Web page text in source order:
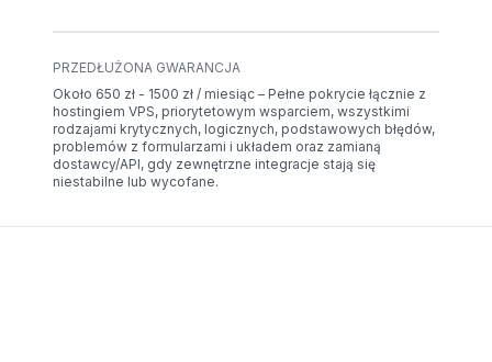
PRZEDŁUŻONA GWARANCJA
Około 650 zł - 1500 zł / miesiąc – Pełne pokrycie łącznie z
hostingiem VPS, priorytetowym wsparciem, wszystkimi
rodzajami krytycznych, logicznych, podstawowych błędów,
problemów z formularzami i układem oraz zamianą
dostawcy/API, gdy zewnętrzne integracje stają się
niestabilne lub wycofane.